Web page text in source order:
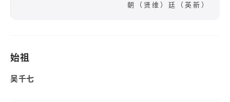
朝（贤维）廷（英新）
始祖
吴千七